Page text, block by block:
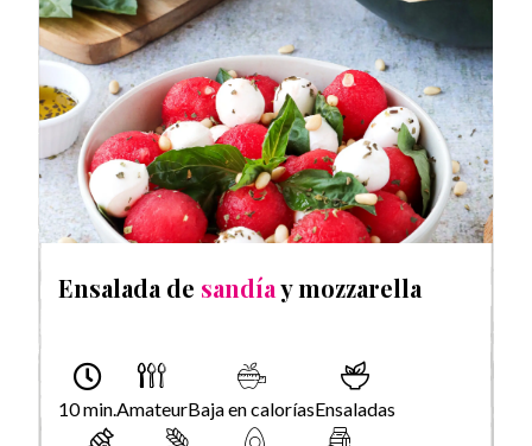
Ensalada de sandíay mozzarella
10 min.AmateurBaja en caloríasEnsaladas